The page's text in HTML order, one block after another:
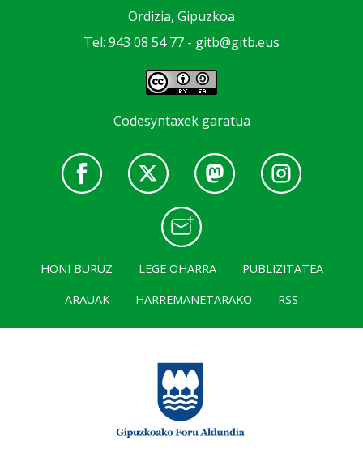
Ordizia, Gipuzkoa
Tel: 943 08 54 77 - gitb@gitb.eus
Codesyntaxek garatua
HONI BURUZ LEGE OHARRA
PUBLIZITATEA
ARAUAK
HARREMANETARAKO RSS